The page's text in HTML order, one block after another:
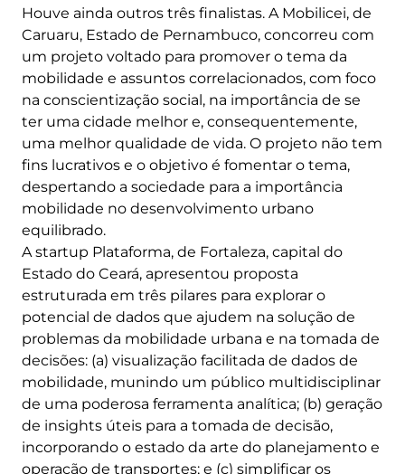
Houve ainda outros três finalistas. A Mobilicei, de
Caruaru, Estado de Pernambuco, concorreu com
um projeto voltado para promover o tema da
mobilidade e assuntos correlacionados, com foco
na conscientização social, na importância de se
ter uma cidade melhor e, consequentemente,
uma melhor qualidade de vida. O projeto não tem
fins lucrativos e o objetivo é fomentar o tema,
despertando a sociedade para a importância
mobilidade no desenvolvimento urbano
equilibrado.
A startup Plataforma, de Fortaleza, capital do
Estado do Ceará, apresentou proposta
estruturada em três pilares para explorar o
potencial de dados que ajudem na solução de
problemas da mobilidade urbana e na tomada de
decisões: (a) visualização facilitada de dados de
mobilidade, munindo um público multidisciplinar
de uma poderosa ferramenta analítica; (b) geração
de insights úteis para a tomada de decisão,
incorporando o estado da arte do planejamento e
operação de transportes; e (c) simplificar os